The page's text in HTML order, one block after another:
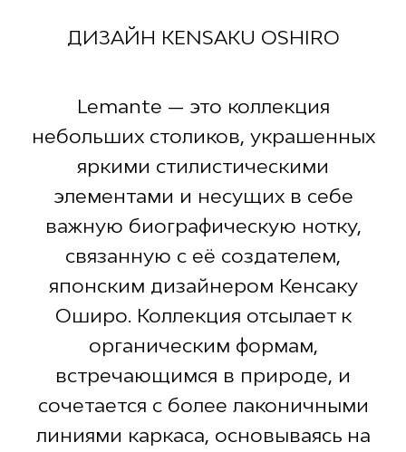
ДИЗАЙН KENSAKU OSHIRO
Lemante — это коллекция
небольших столиков, украшенных
яркими стилистическими
элементами и несущих в себе
важную биографическую нотку,
связанную с её создателем,
японским дизайнером Кенсаку
Оширо. Коллекция отсылает к
органическим формам,
встречающимся в природе, и
сочетается с более лаконичными
линиями каркаса, основываясь на